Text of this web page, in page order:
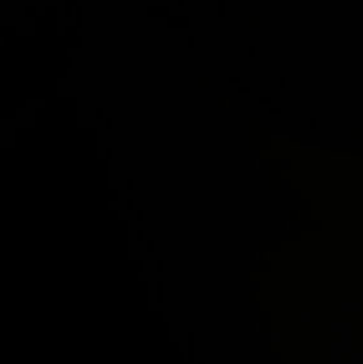
un equipo de profesionales y
que hace que, además de haber
en otros países (Panamá, Chile,
de cuál sea, ofrece solo una
son:
Cuenta con una superficie de unos
Ofrece bebidas, crepes,